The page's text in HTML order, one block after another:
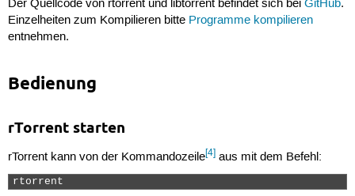
Der Quellcode von rtorrent und libtorrent befindet sich bei GitHub.
Einzelheiten zum Kompilieren bitte Programme kompilieren
entnehmen.
Bedienung
rTorrent starten
rTorrent kann von der Kommandozeile[4]aus mit dem Befehl:
rtorrent